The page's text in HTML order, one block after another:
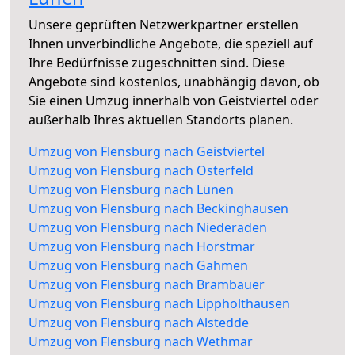
Unsere geprüften Netzwerkpartner erstellen
Ihnen unverbindliche Angebote, die speziell auf
Ihre Bedürfnisse zugeschnitten sind. Diese
Angebote sind kostenlos, unabhängig davon, ob
Sie einen Umzug innerhalb von Geistviertel oder
außerhalb Ihres aktuellen Standorts planen.
Umzug von Flensburg nach Geistviertel
Umzug von Flensburg nach Osterfeld
Umzug von Flensburg nach Lünen
Umzug von Flensburg nach Beckinghausen
Umzug von Flensburg nach Niederaden
Umzug von Flensburg nach Horstmar
Umzug von Flensburg nach Gahmen
Umzug von Flensburg nach Brambauer
Umzug von Flensburg nach Lippholthausen
Umzug von Flensburg nach Alstedde
Umzug von Flensburg nach Wethmar